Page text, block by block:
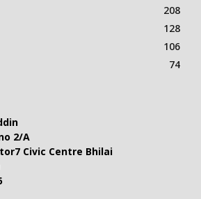
208
128
106
74
2/A
Civic Centre Bhilai